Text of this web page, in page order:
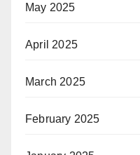
May 2025
April 2025
March 2025
February 2025